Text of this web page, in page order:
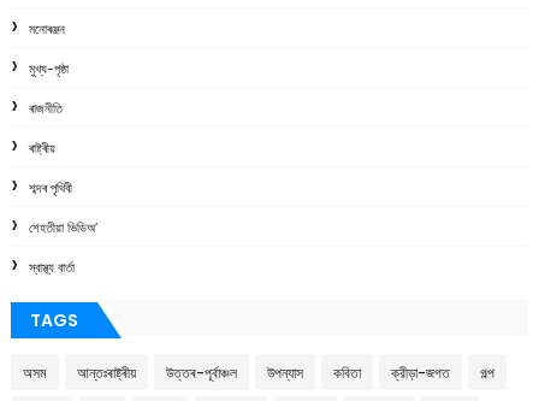
মনোৰঞ্জন
মুখ্য-পৃষ্ঠা
ৰাজনীতি
ৰাষ্ট্ৰীয়
শব্দৰ পৃথিবী
শেহতীয়া ভিডিঅ’
স্বাস্থ্য বাৰ্তা
TAGS
অসম আন্তঃৰাষ্ট্ৰীয় উত্তৰ-পূৰ্বাঞ্চল উপন্যাস কবিতা ক্রীড়া-জগত গল্প